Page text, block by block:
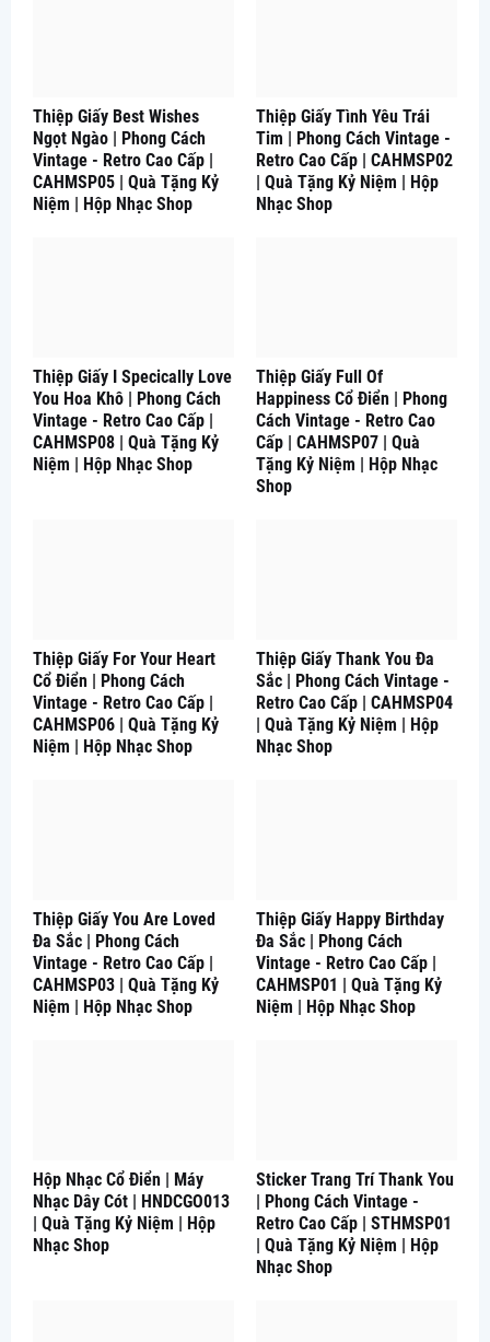
Thiệp Giấy Best Wishes
Ngọt Ngào | Phong Cách
Vintage - Retro Cao Cấp |
CAHMSP05 | Quà Tặng Kỷ
Niệm | Hộp Nhạc Shop
Thiệp Giấy Tình Yêu Trái
Tim | Phong Cách Vintage -
Retro Cao Cấp | CAHMSP02
| Quà Tặng Kỷ Niệm | Hộp
Nhạc Shop
Thiệp Giấy I Specically Love
You Hoa Khô | Phong Cách
Vintage - Retro Cao Cấp |
CAHMSP08 | Quà Tặng Kỷ
Niệm | Hộp Nhạc Shop
Thiệp Giấy Full Of
Happiness Cổ Điển | Phong
Cách Vintage - Retro Cao
Cấp | CAHMSP07 | Quà
Tặng Kỷ Niệm | Hộp Nhạc
Shop
Thiệp Giấy For Your Heart
Cổ Điển | Phong Cách
Vintage - Retro Cao Cấp |
CAHMSP06 | Quà Tặng Kỷ
Niệm | Hộp Nhạc Shop
Thiệp Giấy Thank You Đa
Sắc | Phong Cách Vintage -
Retro Cao Cấp | CAHMSP04
| Quà Tặng Kỷ Niệm | Hộp
Nhạc Shop
Thiệp Giấy You Are Loved
Đa Sắc | Phong Cách
Vintage - Retro Cao Cấp |
CAHMSP03 | Quà Tặng Kỷ
Niệm | Hộp Nhạc Shop
Thiệp Giấy Happy Birthday
Đa Sắc | Phong Cách
Vintage - Retro Cao Cấp |
CAHMSP01 | Quà Tặng Kỷ
Niệm | Hộp Nhạc Shop
Hộp Nhạc Cổ Điển | Máy
Nhạc Dây Cót | HNDCGO013
| Quà Tặng Kỷ Niệm | Hộp
Nhạc Shop
Sticker Trang Trí Thank You
| Phong Cách Vintage -
Retro Cao Cấp | STHMSP01
| Quà Tặng Kỷ Niệm | Hộp
Nhạc Shop